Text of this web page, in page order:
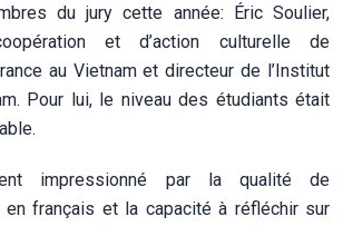
du jury cette année: Éric Soulier,
et d’action culturelle de
au Vietnam et directeur de l’Institut
Pour lui, le niveau des étudiants était
impressionné par la qualité de
en français et la capacité à réfléchir sur